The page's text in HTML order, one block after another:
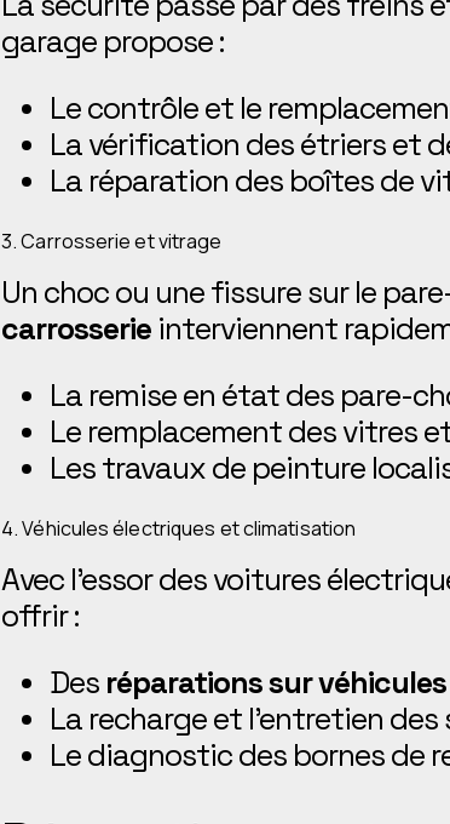
garage propose :
Le contrôle et le
La vérification des étriers et
La réparation des boîtes de
3. Carrosserie et vitrage
Un choc ou une fissure sur le
carrosserie interviennent
La remise en état des pare-
Le remplacement des vitres
Les travaux de peinture
4. Véhicules électriques et climatisation
Avec l’essor des voitures
offrir :
Des réparations sur
La recharge et l’entretien
Le diagnostic des bornes de